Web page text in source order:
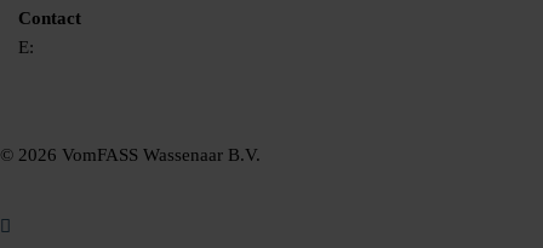
Contact
E:
© 2026 VomFASS Wassenaar B.V.